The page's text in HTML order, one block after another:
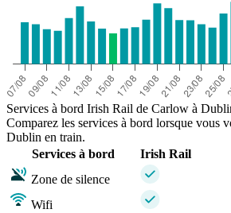
Services à bord Irish Rail de Carlow à
Comparez les services à bord lorsque vous
Dublin en train.
Services à bord
Irish Rail
Zone de silence
Wifi